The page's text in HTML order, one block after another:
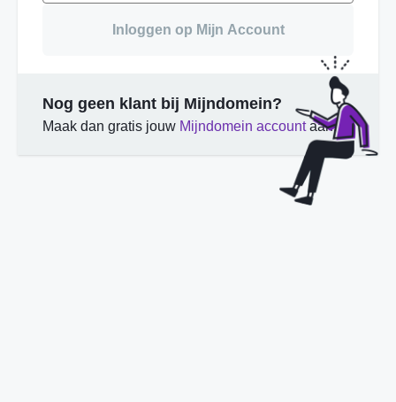
Inloggen op Mijn Account
Nog geen klant bij Mijndomein?
Maak dan gratis jouw Mijndomein account aan.